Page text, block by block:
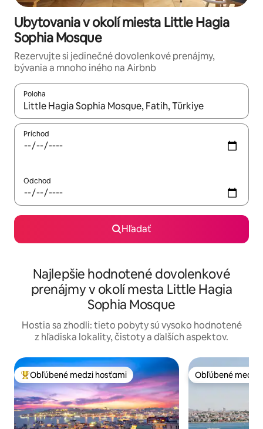
Ubytovania v okolí miesta Little Hagia
Sophia Mosque
Rezervujte si jedinečné dovolenkové prenájmy,
bývania a mnoho iného na Airbnb
Poloha
Keď budú výsledky k dispozícii, môžete si ich prechádzať
Príchod
Odchod
Hľadať
Najlepšie hodnotené dovolenkové
prenájmy v okolí mesta Little Hagia
Sophia Mosque
Hostia sa zhodli: tieto pobyty sú vysoko hodnotené
z hľadiska lokality, čistoty a ďalších aspektov.
Najobľúbenejšie medzi hosťami
Obľúbené medzi hosťami Obľúbené medzi
Obľúbené medzi